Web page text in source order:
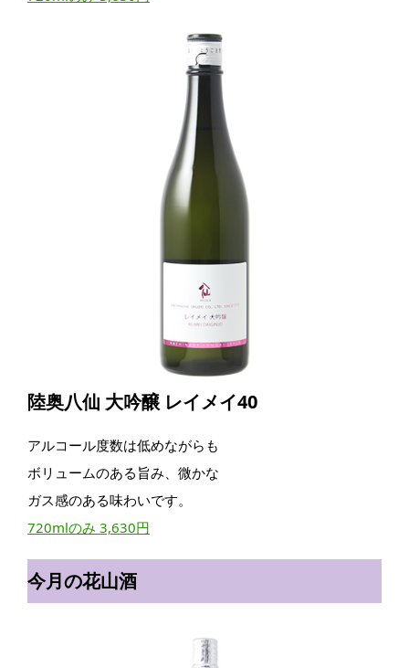
陸奥八仙 大吟醸 レイメイ40
アルコール度数は低めながらも
ボリュームのある旨み、微かな
ガス感のある味わいです。
720mlのみ 3,630円
今月の花山酒